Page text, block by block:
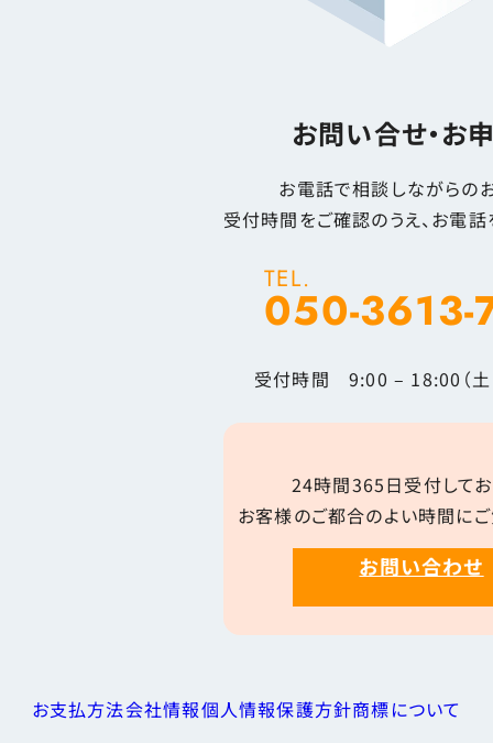
お問い合せ・お
お電話で相談しながらの
受付時間をご確認のうえ、お電話
TEL.
050-3613-
受付時間 9:00 – 18:00（土
24時間365日受付してお
お客様のご都合のよい時間にご
お問い合わせ
お支払方法会社情報個人情報保護方針商標について